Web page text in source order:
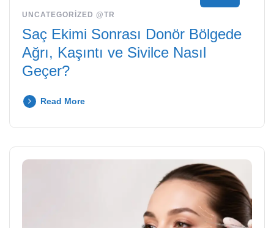
UNCATEGORIZED @TR
Saç Ekimi Sonrası Donör Bölgede
Ağrı, Kaşıntı ve Sivilce Nasıl
Geçer?
Read More